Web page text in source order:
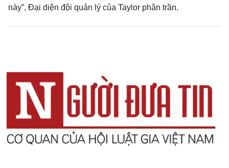
này”, Đại diện đội quản lý của Taylor phân trần.